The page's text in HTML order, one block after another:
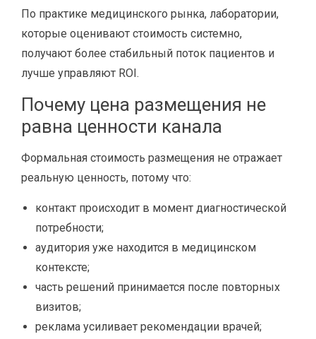
По практике медицинского рынка, лаборатории,
которые оценивают стоимость системно,
получают более стабильный поток пациентов и
лучше управляют ROI.
Почему цена размещения не
равна ценности канала
Формальная стоимость размещения не отражает
реальную ценность, потому что:
контакт происходит в момент диагностической
потребности;
аудитория уже находится в медицинском
контексте;
часть решений принимается после повторных
визитов;
реклама усиливает рекомендации врачей;